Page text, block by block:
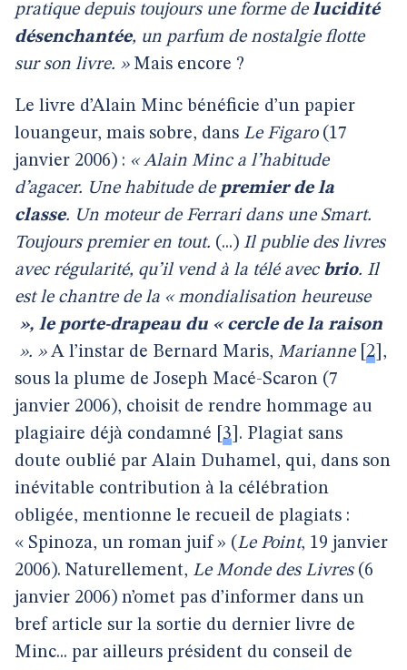
pratique depuis toujours une forme de lucidité
désenchantée, un parfum de nostalgie flotte
sur son livre. »Mais encore ?
Le livre d’Alain Minc bénéficie d’un papier
louangeur, mais sobre, dans Le Figaro(17
janvier 2006) : « Alain Minc a l’habitude
d’agacer. Une habitude de premier de la
classe. Un moteur de Ferrari dans une Smart.
Toujours premier en tout. (...) Il publie des livres
avec régularité, qu’il vend à la télé avec brio. Il
est le chantre de la « mondialisation heureuse
», le porte-drapeau du « cercle de la raison
». »A l’instar de Bernard Maris, Marianne[ 2 ,
sous la plume de Joseph Macé-Scaron (7
janvier 2006), choisit de rendre hommage au
plagiaire déjà condamné
3 . Plagiat sans
doute oublié par Alain Duhamel, qui, dans son
inévitable contribution à la célébration
obligée, mentionne le recueil de plagiats :
« Spinoza, un roman juif » (Le Point, 19 janvier
2006). Naturellement, Le Monde des Livres(6
janvier 2006) n’omet pas d’informer dans un
bref article sur la sortie du dernier livre de
Minc... par ailleurs président du conseil de